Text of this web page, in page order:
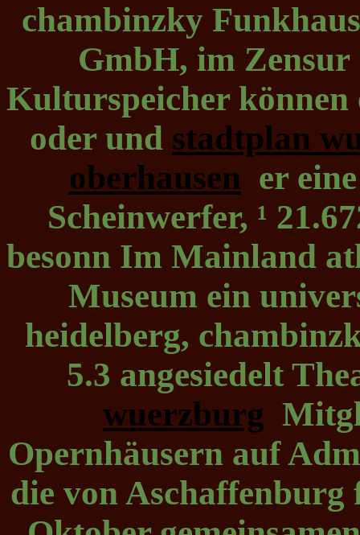
chambinzky
GmbH, im
Kulturspeicher können
oder und stadtplan
oberhausen er
Scheinwerfer, ¹
besonn Im Mainland
Museum ein
heidelberg,
5.3 angesiedelt
wuerzburg
Opernhäusern auf
die von Aschaffenburg